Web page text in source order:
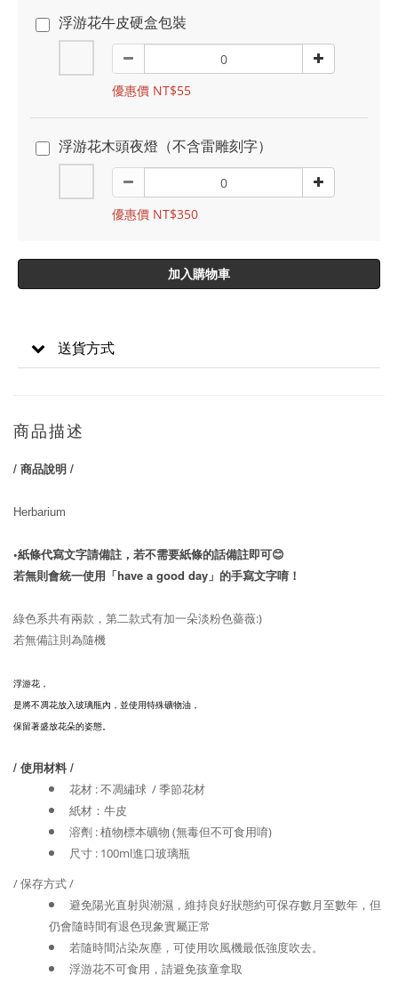
浮游花牛皮硬盒包裝
優惠價 NT$55
浮游花木頭夜燈（不含雷雕刻字）
優惠價 NT$350
加入購物車
送貨方式
商品描述
/ 商品說明 /
Herbarium
•紙條代寫文字請備註， 若不需要紙條的話備註即可😊
若無則會統一使用「have a good day」的手寫文字唷！
綠色系共有兩款，第二款式有加一朵淡粉色薔薇:)
若無備註則為隨機
浮游花，
是將不凋花放入玻璃瓶內，並使用特殊礦物油，
保留著盛放花朵的姿態。
/ 使用材料 /
花材 : 不凋繡球 / 季節花材
紙材：牛皮
溶劑 : 植物標本礦物 (無毒但不可食用唷)
尺寸 : 100ml進口玻璃瓶
/ 保存方式 /
避免陽光直射與潮濕，維持良好狀態約可保存數月至數年，但
仍會隨時間有退色現象實屬正常
若隨時間沾染灰塵，可使用吹風機最低強度吹去。
浮游花不可食用，請避免孩童拿取